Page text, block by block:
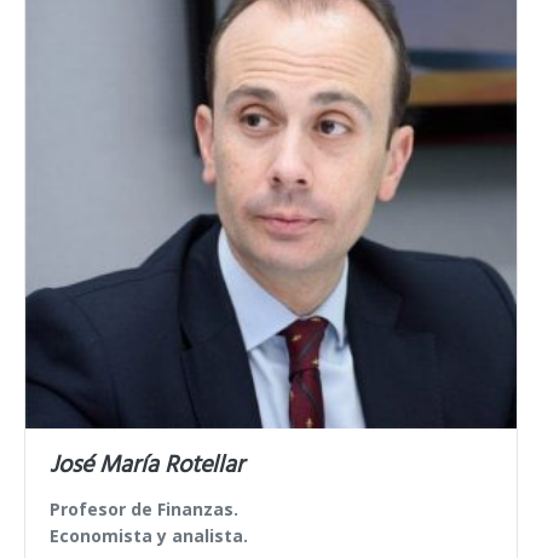
José María Rotellar
Profesor de Finanzas.
Economista y analista.